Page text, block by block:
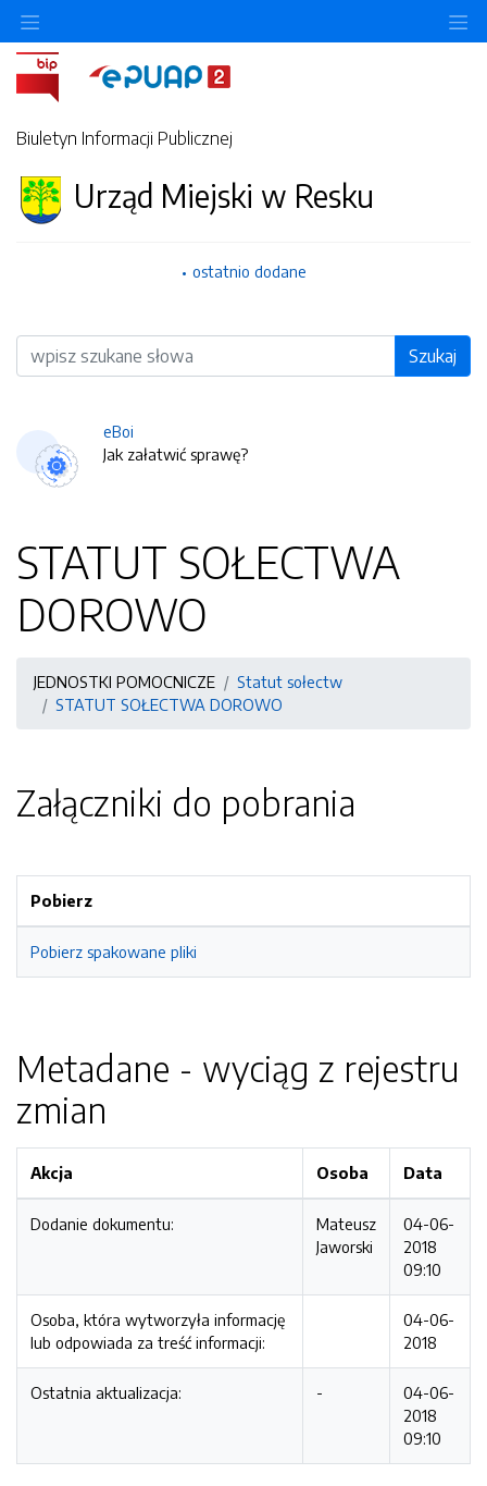
Biuletyn Informacji Publicznej
Urząd Miejski w Resku
ostatnio dodane
Wyszukiwarka Szukaj
eBoi
Jak załatwić sprawę?
STATUT SOŁECTWA
DOROWO
JEDNOSTKI POMOCNICZE
Statut sołectw
STATUT SOŁECTWA DOROWO
Załączniki do pobrania
Pobierz
Pobierz spakowane pliki
Metadane - wyciąg z rejestru
zmian
Akcja Osoba Data
Dodanie dokumentu:
Mateusz
Jaworski
04-06-
2018
09:10
Osoba, która wytworzyła informację
lub odpowiada za treść informacji:
04-06-
2018
Ostatnia aktualizacja: -
04-06-
2018
09:10